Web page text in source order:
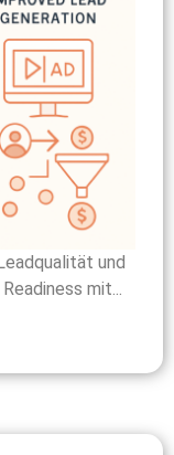
und
mit...